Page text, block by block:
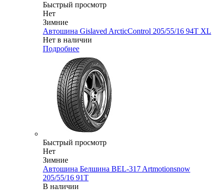
Быстрый просмотр
Нет
Зимние
Автошина Gislaved ArcticControl 205/55/16 94T XL
Нет в наличии
Подробнее
Быстрый просмотр
Нет
Зимние
Автошина Белшина BEL-317 Artmotionsnow
205/55/16 91T
В наличии